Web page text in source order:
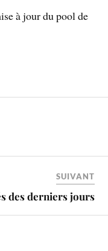
à jour du pool de
SUIVANT
des derniers jours